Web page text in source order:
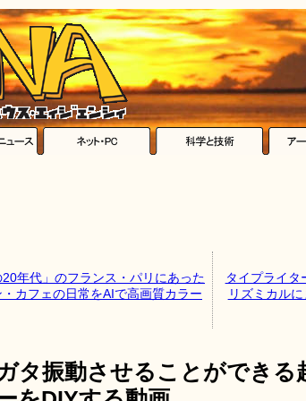
20年代」のフランス・パリにあった
カフェの日常をAIで高画質カラー
タイプライタ
リズミカル
タ振動させることができる